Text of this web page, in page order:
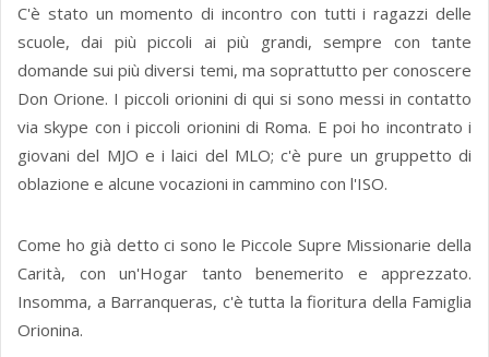
C'è stato un momento di incontro con tutti i ragazzi delle
scuole, dai più piccoli ai più grandi, sempre con tante
domande sui più diversi temi, ma soprattutto per conoscere
Don Orione. I piccoli orionini di qui si sono messi in contatto
via skype con i piccoli orionini di Roma. E poi ho incontrato i
giovani del MJO e i laici del MLO; c'è pure un gruppetto di
oblazione e alcune vocazioni in cammino con l'ISO.
Come ho già detto ci sono le Piccole Supre Missionarie della
Carità, con un'Hogar tanto benemerito e apprezzato.
Insomma, a Barranqueras, c'è tutta la fioritura della Famiglia
Orionina.